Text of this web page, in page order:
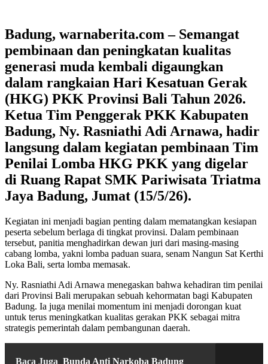
Badung, warnaberita.com – Semangat
pembinaan dan peningkatan kualitas
generasi muda kembali digaungkan
dalam rangkaian Hari Kesatuan Gerak
(HKG) PKK Provinsi Bali Tahun 2026.
Ketua Tim Penggerak PKK Kabupaten
Badung, Ny. Rasniathi Adi Arnawa, hadir
langsung dalam kegiatan pembinaan Tim
Penilai Lomba HKG PKK yang digelar
di Ruang Rapat SMK Pariwisata Triatma
Jaya Badung, Jumat (15/5/26).
Kegiatan ini menjadi bagian penting dalam mematangkan kesiapan
peserta sebelum berlaga di tingkat provinsi. Dalam pembinaan
tersebut, panitia menghadirkan dewan juri dari masing-masing
cabang lomba, yakni lomba paduan suara, senam Nangun Sat Kerthi
Loka Bali, serta lomba memasak.
Ny. Rasniathi Adi Arnawa menegaskan bahwa kehadiran tim penilai
dari Provinsi Bali merupakan sebuah kehormatan bagi Kabupaten
Badung. Ia juga menilai momentum ini menjadi dorongan kuat
untuk terus meningkatkan kualitas gerakan PKK sebagai mitra
strategis pemerintah dalam pembangunan daerah.
Baca Juga Bunda Anti Narkoba Badung